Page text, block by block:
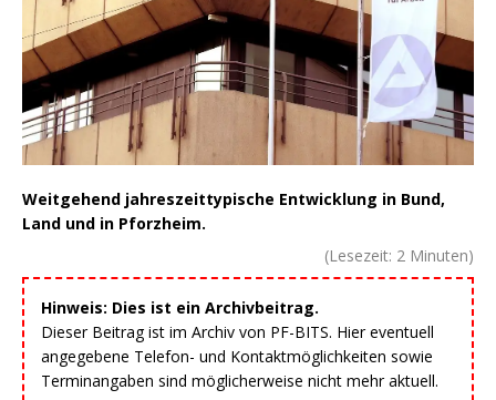
Weitgehend jahreszeittypische Entwicklung in Bund,
Land und in Pforzheim.
(Lesezeit: 2 Minuten)
Hinweis: Dies ist ein Archivbeitrag.
Dieser Beitrag ist im Archiv von PF-BITS. Hier eventuell
angegebene Telefon- und Kontaktmöglichkeiten sowie
Terminangaben sind möglicherweise nicht mehr aktuell.